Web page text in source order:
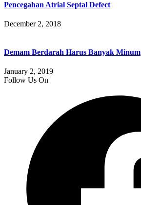
Pencegahan Atrial Septal Defect
December 2, 2018
Demam Berdarah Harus Banyak Minum
January 2, 2019
Follow Us On